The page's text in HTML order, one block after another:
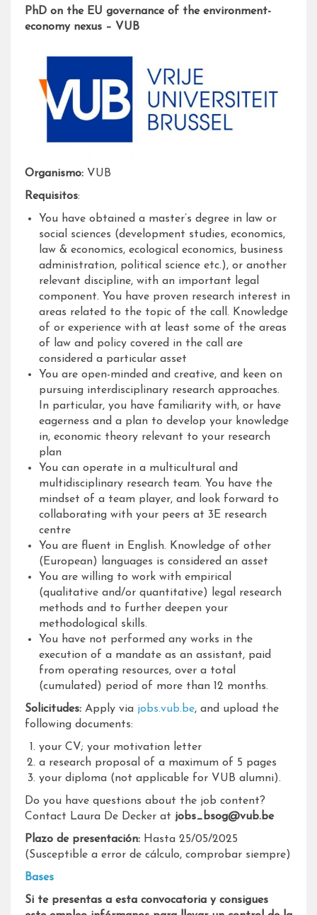
PhD on the EU governance of the environment-
economy nexus – VUB
Organismo: VUB
Requisitos:
You have obtained a master’s degree in law or
social sciences (development studies, economics,
law & economics, ecological economics, business
administration, political science etc.), or another
relevant discipline, with an important legal
component. You have proven research interest in
areas related to the topic of the call. Knowledge
of or experience with at least some of the areas
of law and policy covered in the call are
considered a particular asset
You are open-minded and creative, and keen on
pursuing interdisciplinary research approaches.
In particular, you have familiarity with, or have
eagerness and a plan to develop your knowledge
in, economic theory relevant to your research
plan
You can operate in a multicultural and
multidisciplinary research team. You have the
mindset of a team player, and look forward to
collaborating with your peers at 3E research
centre
You are fluent in English. Knowledge of other
(European) languages is considered an asset
You are willing to work with empirical
(qualitative and/or quantitative) legal research
methods and to further deepen your
methodological skills.
You have not performed any works in the
execution of a mandate as an assistant, paid
from operating resources, over a total
(cumulated) period of more than 12 months.
Solicitudes: Apply via jobs.vub.be, and upload the
following documents:
your CV; your motivation letter
a research proposal of a maximum of 5 pages
your diploma (not applicable for VUB alumni).
Do you have questions about the job content?
Contact Laura De Decker at jobs_bsog@vub.be
Plazo de presentación: Hasta 25/05/2025
(Susceptible a error de cálculo, comprobar siempre)
Bases
Si te presentas a esta convocatoria y consigues